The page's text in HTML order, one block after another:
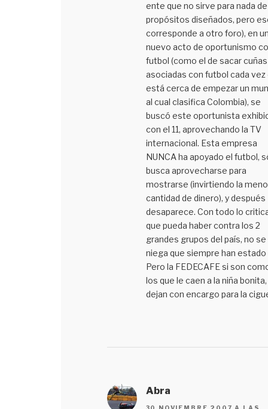
ente que no sirve para nada
propósitos diseñados, pero
corresponde a otro foro), en
nuevo acto de oportunismo
futbol (como el de sacar cuñas
asociadas con futbol cada vez
está cerca de empezar un
al cual clasifica Colombia), se
buscó este oportunista
con el 11, aprovechando la TV
internacional. Esta empresa
NUNCA ha apoyado el futbol,
busca aprovecharse para
mostrarse (invirtiendo la
cantidad de dinero), y después
desaparece. Con todo lo
que pueda haber contra los 2
grandes grupos del país, no se
niega que siempre han estado
Pero la FEDECAFE si son
los que le caen a la niña bonita,
dejan con encargo para la
Abra
30 NOVIEMBRE 2007 A LAS